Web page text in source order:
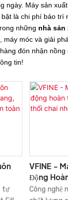
ngày. Máy sản
là chi phí bảo trì
những nhà sản
máy móc và giải
đón nhận
tin!
tự
VFINE -
Động
Máy Thổi
Công nghệ